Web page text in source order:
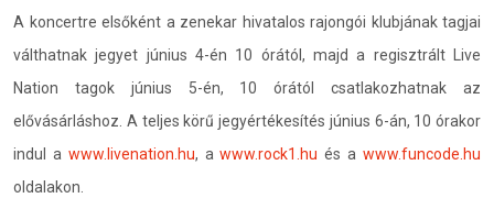
A koncertre elsőként a zenekar hivatalos rajongói klubjának tagjai
válthatnak jegyet június 4-én 10 órától, majd a regisztrált Live
Nation tagok június 5-én, 10 órától csatlakozhatnak az
elővásárláshoz. A teljes körű jegyértékesítés június 6-án, 10 órakor
indul a www.livenation.hu, awww.rock1.hu és awww.funcode.hu
oldalakon.